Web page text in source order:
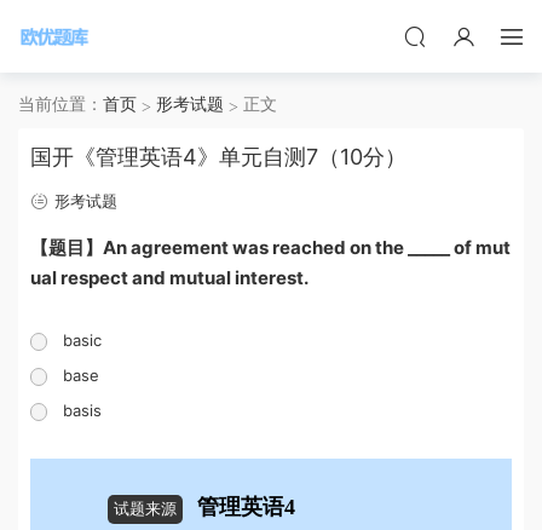
当前位置： 首页 形考试题 正文
国开《管理英语4》单元自测7（10分）
形考试题
【题目】An agreement was reached on the _____ of mut
ual respect and mutual interest.
basic
base
basis
试题来源 管理英语4